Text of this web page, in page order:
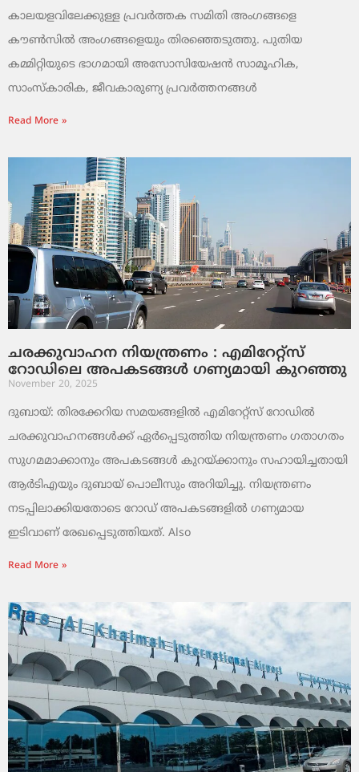
കാലയളവിലേക്കുള്ള പ്രവർത്തക സമിതി അംഗങ്ങളെ
കൗൺസിൽ അംഗങ്ങളെയും തിരഞ്ഞെടുത്തു. പുതിയ
കമ്മിറ്റിയുടെ ഭാഗമായി അസോസിയേഷൻ സാമൂഹിക,
സാംസ്‌കാരിക, ജീവകാരുണ്യ പ്രവർത്തനങ്ങൾ
Read More »
ചരക്കുവാഹന നിയന്ത്രണം : എമിറേറ്റ്സ്
റോഡിലെ അപകടങ്ങൾ ഗണ്യമായി കുറഞ്ഞു
November 20, 2025
ദുബായ്: തിരക്കേറിയ സമയങ്ങളിൽ എമിറേറ്റ്സ് റോഡിൽ
ചരക്കുവാഹനങ്ങൾക്ക് ഏർപ്പെടുത്തിയ നിയന്ത്രണം ഗതാഗതം
സുഗമമാക്കാനും അപകടങ്ങൾ കുറയ്ക്കാനും സഹായിച്ചതായി
ആർടിഎയും ദുബായ് പൊലീസും അറിയിച്ചു. നിയന്ത്രണം
നടപ്പിലാക്കിയതോടെ റോഡ് അപകടങ്ങളിൽ ഗണ്യമായ
ഇടിവാണ് രേഖപ്പെടുത്തിയത്. Also
Read More »